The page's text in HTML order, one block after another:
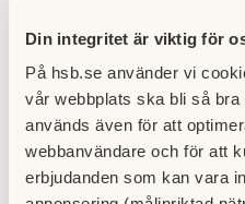
Din integritet är viktig för
På hsb.se använder vi
vår webbplats ska bli så
används även för att
webbanvändare och för att
erbjudanden som kan vara
Avstängning av tvättstugor